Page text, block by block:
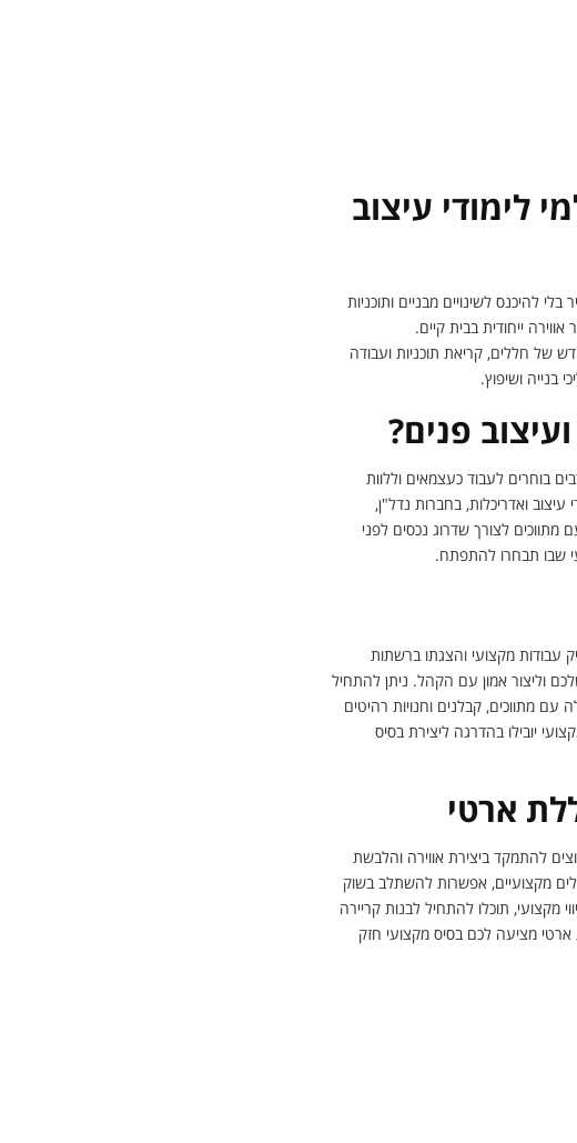
לימודי עיצוב
להיכנס לשינויים מבניים ותוכניות
ייחודית בבית קיים.
של חללים, קריאת תוכניות ועבודה
בנייה ושיפוץ.
פנים?
בוחרים לעבוד כעצמאים וללוות
ואדריכלות, בחברות נדל"ן,
מתווכים לצורך שדרוג נכסים לפני
שבו תבחרו להתפתח.
עבודות מקצועי והצגתו ברשתות
וליצור אמון עם הקהל. ניתן להתחיל
מתווכים, קבלנים וחנויות רהיטים
יובילו בהדרגה ליצירת בסיס
ארטי
להתמקד ביצירת אווירה והלבשת
מקצועיים, אפשרות להשתלב בשוק
מקצועי, תוכלו להתחיל לבנות קריירה
מציעה לכם בסיס מקצועי חזק